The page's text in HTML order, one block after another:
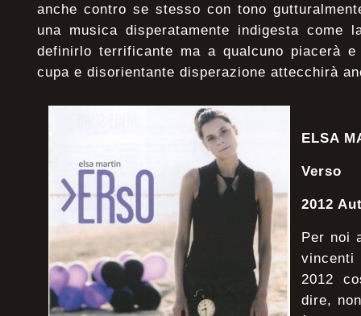
anche contro se stesso con tono
una musica disperatamente indigesta come
definirlo terrificante ma a qualcuno piacerà
cupa e disorientante disperazione attecchirà
ELSA
Verso
2012
Per noi
vincenti
2012
dire,